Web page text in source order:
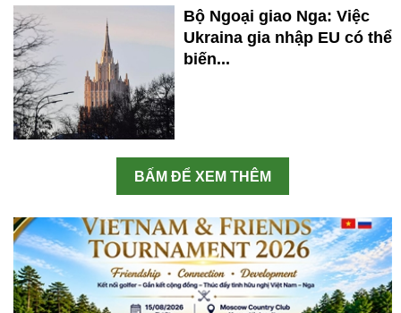
Bộ Ngoại giao Nga: Việc
Ukraina gia nhập EU có thể
biến...
BẤM ĐỂ XEM THÊM